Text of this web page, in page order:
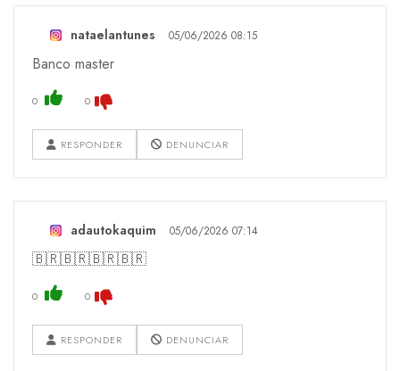
nataelantunes 05/06/2026 08:15
Banco master
0 0
RESPONDER DENUNCIAR
adautokaquim 05/06/2026 07:14
🇧🇷🇧🇷🇧🇷🇧🇷
0 0
RESPONDER DENUNCIAR